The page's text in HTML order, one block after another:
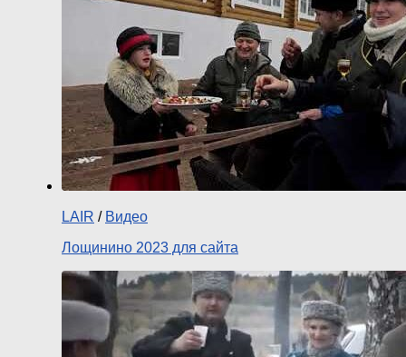
LAIR / Видео
Лощинино 2023 для сайта